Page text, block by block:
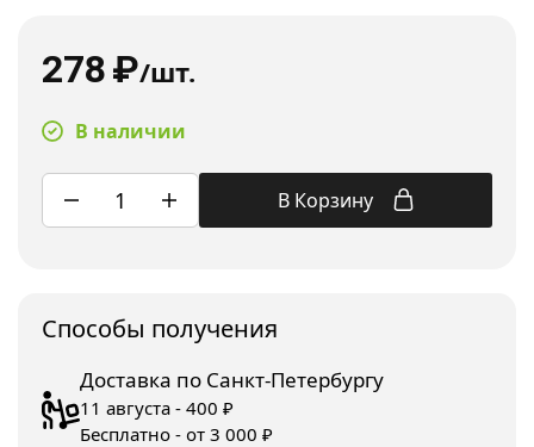
278₽/шт.
В наличии
В Корзину
Споcобы получения
Доставка по Санкт-Петербургу
11 августа - 400 ₽
Бесплатно - от 3 000 ₽